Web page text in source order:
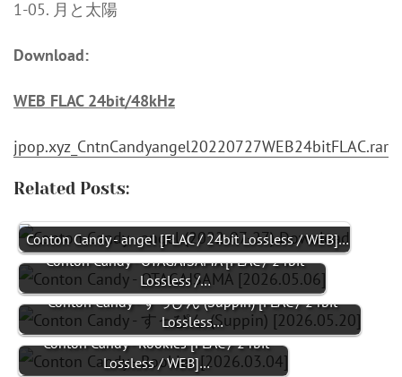
1-05. 月と太陽
Download:
WEB FLAC 24bit/48kHz
jpop.xyz_CntnCandyangel20220727WEB24bitFLAC.rar
Related Posts:
Conton Candy - angel [FLAC / 24bit Lossless / WEB]…
Conton Candy - OTAGAISAMA [FLAC / 24bit
Lossless /…
Conton Candy - すっぴん (Suppin) [FLAC / 24bit
Lossless…
Conton Candy - Rookies [FLAC / 24bit
Lossless / WEB]…